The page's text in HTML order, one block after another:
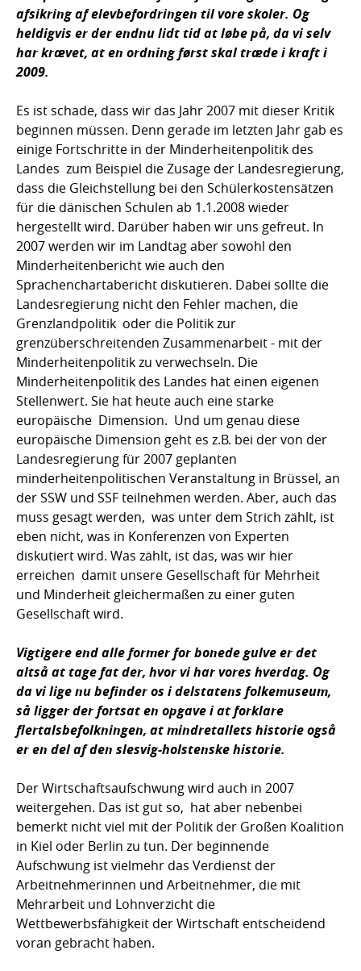
afsikring af elevbefordringen til vore skoler. Og
heldigvis er der endnu lidt tid at løbe på, da vi selv
har krævet, at en ordning først skal træde i kraft i
2009.
Es ist schade, dass wir das Jahr 2007 mit dieser Kritik
beginnen müssen. Denn gerade im letzten Jahr gab es
einige Fortschritte in der Minderheitenpolitik des
Landes  zum Beispiel die Zusage der Landesregierung,
dass die Gleichstellung bei den Schülerkostensätzen
für die dänischen Schulen ab 1.1.2008 wieder
hergestellt wird. Darüber haben wir uns gefreut. In
2007 werden wir im Landtag aber sowohl den
Minderheitenbericht wie auch den
Sprachenchartabericht diskutieren. Dabei sollte die
Landesregierung nicht den Fehler machen, die
Grenzlandpolitik  oder die Politik zur
grenzüberschreitenden Zusammenarbeit - mit der
Minderheitenpolitik zu verwechseln. Die
Minderheitenpolitik des Landes hat einen eigenen
Stellenwert. Sie hat heute auch eine starke
europäische Dimension. Und um genau diese
europäische Dimension geht es z.B. bei der von der
Landesregierung für 2007 geplanten
minderheitenpolitischen Veranstaltung in Brüssel, an
der SSW und SSF teilnehmen werden. Aber, auch das
muss gesagt werden, was unter dem Strich zählt, ist
eben nicht, was in Konferenzen von Experten
diskutiert wird. Was zählt, ist das, was wir hier
erreichen  damit unsere Gesellschaft für Mehrheit
und Minderheit gleichermaßen zu einer guten
Gesellschaft wird.
Vigtigere end alle former for bonede gulve er det
altså at tage fat der, hvor vi har vores hverdag. Og
da vi lige nu befinder os i delstatens folkemuseum,
så ligger der fortsat en opgave i at forklare
flertalsbefolkningen, at mindretallets historie også
er en del af den slesvig-holstenske historie.
Der Wirtschaftsaufschwung wird auch in 2007
weitergehen. Das ist gut so, hat aber nebenbei
bemerkt nicht viel mit der Politik der Großen Koalition
in Kiel oder Berlin zu tun. Der beginnende
Aufschwung ist vielmehr das Verdienst der
Arbeitnehmerinnen und Arbeitnehmer, die mit
Mehrarbeit und Lohnverzicht die
Wettbewerbsfähigkeit der Wirtschaft entscheidend
voran gebracht haben.